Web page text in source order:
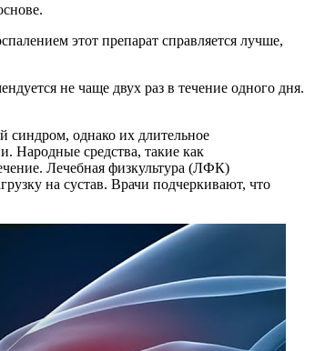
этот препарат справляется лучше,
не чаще двух раз в течение одного дня.
синдром, однако их длительное
Народные средства, такие как
Лечебная физкультура (ЛФК)
на сустав. Врачи подчеркивают, что